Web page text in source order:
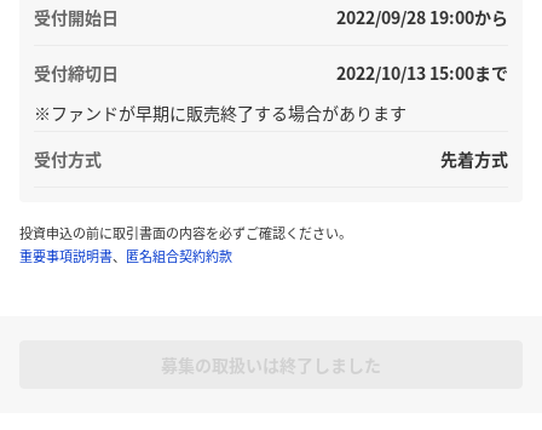
受付開始日 2022/09/28 19:00から
受付締切日
2022/10/13 15:00まで
※ファンドが早期に販売終了する場合があります
受付方式
先着方式
投資申込の前に取引書面の内容を必ずご確認ください。
重要事項説明書、 匿名組合契約約款
募集の取扱いは終了しました